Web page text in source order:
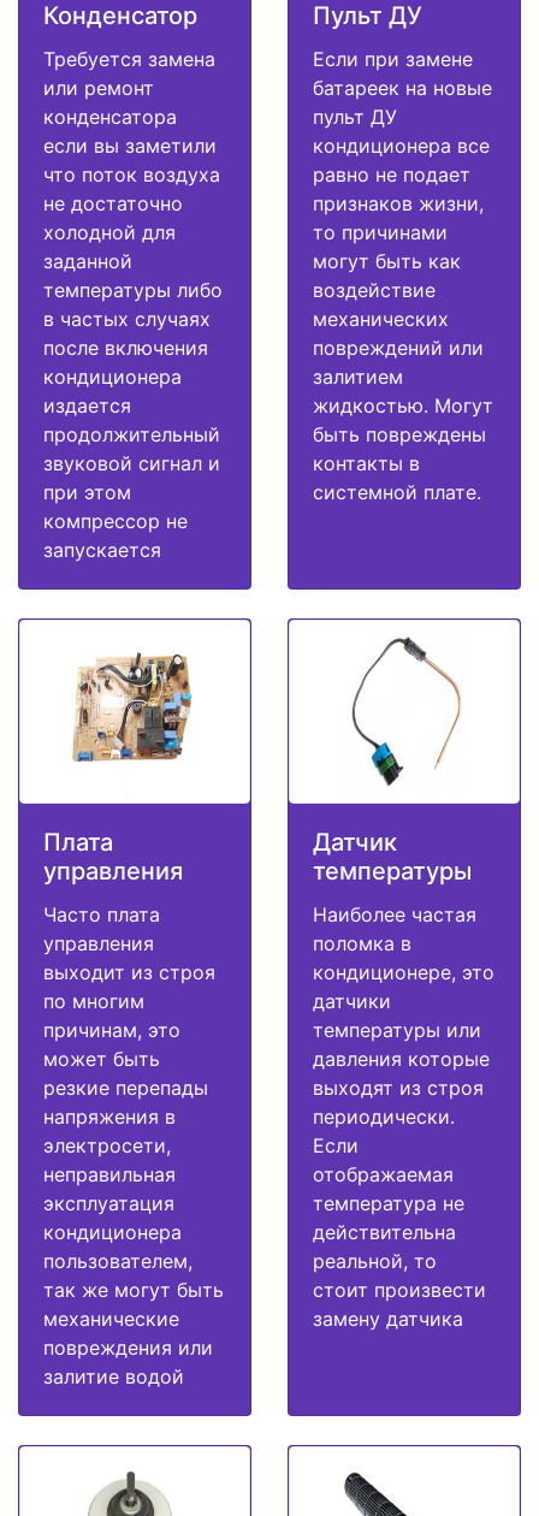
Конденсатор
Требуется замена
или ремонт
конденсатора
если вы заметили
что поток воздуха
не достаточно
холодной для
заданной
температуры либо
в частых случаях
после включения
кондиционера
издается
продолжительный
звуковой сигнал и
при этом
компрессор не
запускается
Пульт ДУ
Если при замене
батареек на новые
пульт ДУ
кондиционера все
равно не подает
признаков жизни,
то причинами
могут быть как
воздействие
механических
повреждений или
залитием
жидкостью. Могут
быть повреждены
контакты в
системной плате.
Плата
управления
Часто плата
управления
выходит из строя
по многим
причинам, это
может быть
резкие перепады
напряжения в
электросети,
неправильная
эксплуатация
кондиционера
пользователем,
так же могут быть
механические
повреждения или
залитие водой
Датчик
температуры
Наиболее частая
поломка в
кондиционере, это
датчики
температуры или
давления которые
выходят из строя
периодически.
Если
отображаемая
температура не
действительна
реальной, то
стоит произвести
замену датчика